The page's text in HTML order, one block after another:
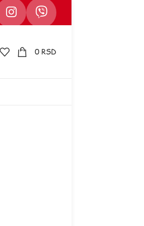
0 RSD